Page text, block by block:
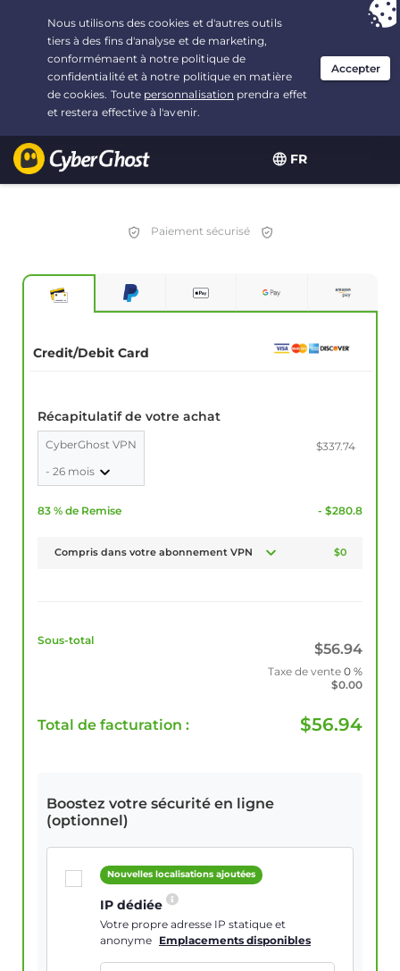
FR
Vous avez opté pour :L'offre la plus avantageuse
2.1666666666667 ans à $2.19/mois
Paiement sécurisé
Credit/Debit Card
Récapitulatif de votre achat
CyberGhost VPN
- 26 mois
$337.74
83 % de Remise - $280.8
Compris dans votre abonnement VPN $0
Sous-total
$56.94
Taxe de vente 0 %
$0.00
Total de facturation : $56.94
Boostez votre sécurité en ligne
(optionnel)
Nouvelles localisations ajoutées
IP dédiée
Votre propre adresse IP statique et
anonyme Emplacements disponibles